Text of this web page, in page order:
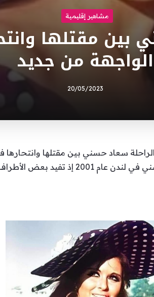
مشاهير إقليمية
مقتلها
الواجهة من جديد
20/05/2023
سعاد حسني بين مقتلها
وصديقتها، وذلك بعد الجدل الحاصل منذ